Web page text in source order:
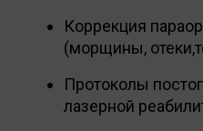
Коррекция
(морщины,
Протоколы
лазерной